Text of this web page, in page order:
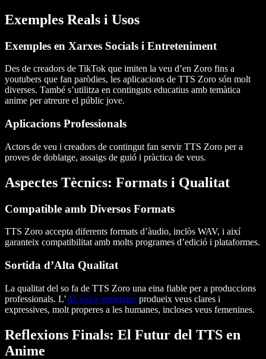
Exemples Reals i Usos
Exemples en Xarxes Socials i Entreteniment
Des de creadors de TikTok que imiten la veu d’en Zoro fins a
youtubers que fan paròdies, les aplicacions de TTS Zoro són molt
diverses. També s’utilitza en continguts educatius amb temàtica
anime per atreure el públic jove.
Aplicacions Professionals
Actors de veu i creadors de contingut fan servir TTS Zoro per a
proves de doblatge, assaigs de guió i pràctica de veus.
Aspectes Tècnics: Formats i Qualitat
Compatible amb Diversos Formats
TTS Zoro accepta diferents formats d’àudio, inclòs WAV, i així
garanteix compatibilitat amb molts programes d’edició i plataformes.
Sortida d’Alta Qualitat
La qualitat del so fa de TTS Zoro una eina fiable per a produccions
professionals. L’AI voice generatorprodueix veus clares i
expressives, molt properes a les humanes, incloses veus femenines.
Reflexions Finals: El Futur del TTS en
Anime